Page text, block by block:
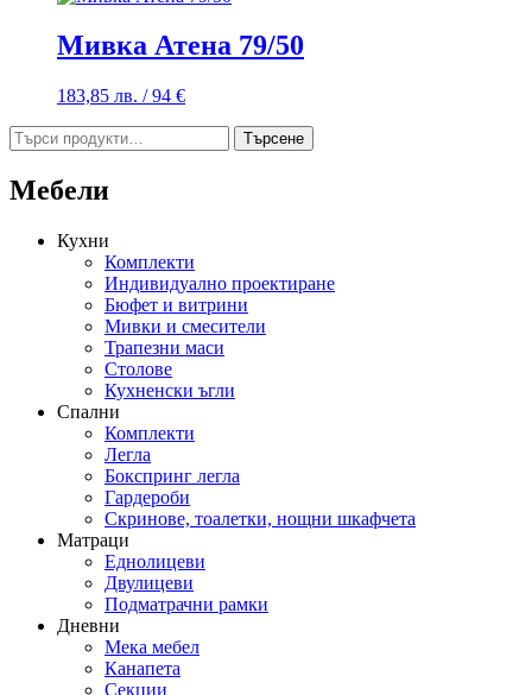
Мивка Атена 79/50
183,85 лв. / 94 €
Търсене
за:
Търсене
Мебели
Кухни
Комплекти
Индивидуално проектиране
Бюфет и витрини
Мивки и смесители
Трапезни маси
Столове
Кухненски ъгли
Спални
Комплекти
Легла
Бокспринг легла
Гардероби
Скринове, тоалетки, нощни шкафчета
Матраци
Еднолицеви
Двулицеви
Подматрачни рамки
Дневни
Мека мебел
Канапета
Секции